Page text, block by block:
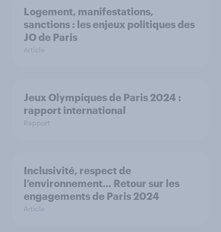
Logement, manifestations,
sanctions : les enjeux politiques des
JO de Paris
Article
Jeux Olympiques de Paris 2024 :
rapport international
Rapport
Inclusivité, respect de
l’environnement… Retour sur les
engagements de Paris 2024
Article